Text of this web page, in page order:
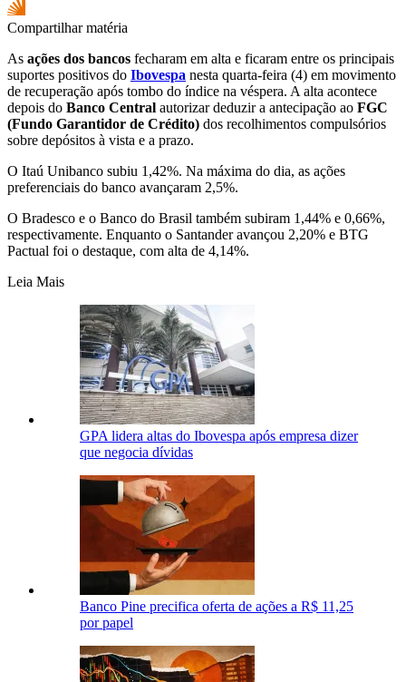
Compartilhar matéria
As ações dos bancos fecharam em alta e ficaram entre os principais
suportes positivos do Ibovespa nesta quarta-feira (4) em movimento
de recuperação após tombo do índice na véspera. A alta acontece
depois do Banco Central autorizar deduzir a antecipação ao FGC
(Fundo Garantidor de Crédito) dos recolhimentos compulsórios
sobre depósitos à vista e a prazo.
O Itaú Unibanco subiu 1,42%. Na máxima do dia, as ações
preferenciais do banco avançaram 2,5%.
O Bradesco e o Banco do Brasil também subiram 1,44% e 0,66%,
respectivamente. Enquanto o Santander avançou 2,20% e BTG
Pactual foi o destaque, com alta de 4,14%.
Leia Mais
GPA lidera altas do Ibovespa após empresa dizer
que negocia dívidas
Banco Pine precifica oferta de ações a R$ 11,25
por papel